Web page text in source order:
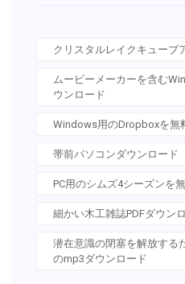
クリスタルレイクキューブ
ムービーメーカーを含む
ウンロード
Windows用のDropboxを無
帯前パソコンダウンロード
PC用のシムズ4シーズンを
細かい木工雑誌PDFダウン
潜在意識の閉塞を解放する
のmp3ダウンロード